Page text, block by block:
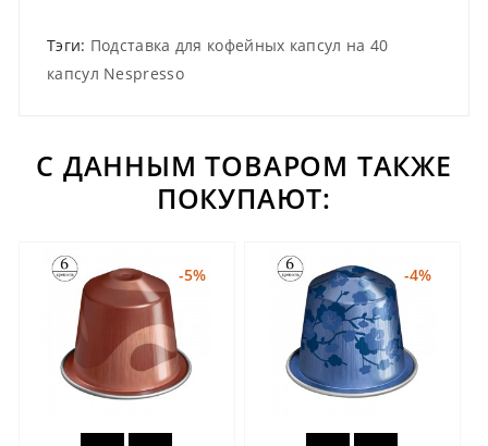
Тэги: Подставка для кофейных капсул на 40
капсул Nespresso
С ДАННЫМ ТОВАРОМ ТАКЖЕ
ПОКУПАЮТ:
-5% -4%